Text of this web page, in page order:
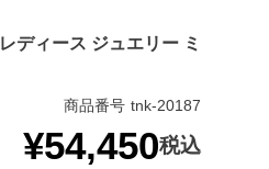
ディース ジュエリー ミ
商品番号 tnk-20187
¥54,450税込